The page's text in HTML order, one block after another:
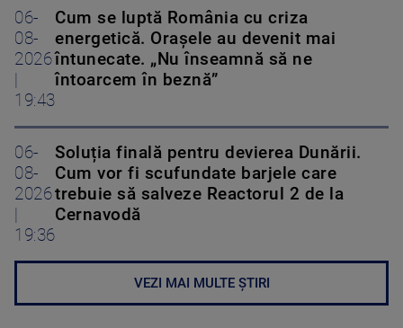
06-
08-
2026
19:43
Cum se luptă România cu criza
energetică. Orașele au devenit mai
întunecate. „Nu înseamnă să ne
întoarcem în beznă”
06-
08-
2026
19:36
Soluția finală pentru devierea Dunării.
Cum vor fi scufundate barjele care
trebuie să salveze Reactorul 2 de la
Cernavodă
VEZI MAI MULTE ȘTIRI